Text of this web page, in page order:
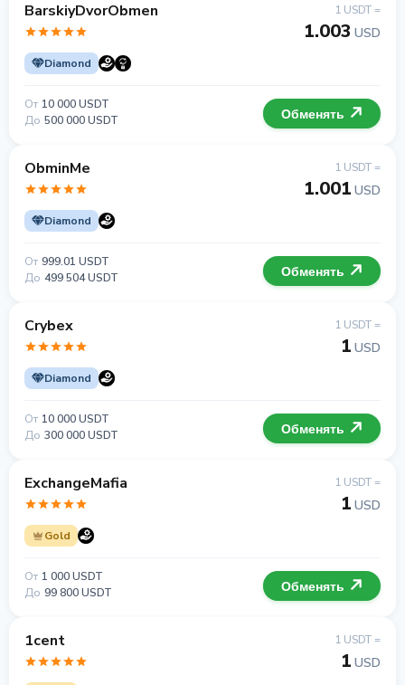
BarskiyDvorObmen
Diamond
1 USDT =
1.003 USD
От 10 000 USDT
До 500 000 USDT Обменять
ObminMe
Diamond
1 USDT =
1.001 USD
От 999.01 USDT
До 499 504 USDT Обменять
Crybex
Diamond
1 USDT =
1 USD
От 10 000 USDT
До 300 000 USDT Обменять
ExchangeMafia
Gold
1 USDT =
1 USD
От 1 000 USDT
До 99 800 USDT Обменять
1cent 1 USDT =
1 USD